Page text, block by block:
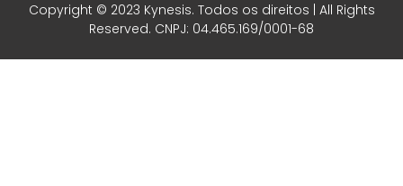
Copyright © 2023 Kynesis. Todos os direitos | All Rights
Reserved. CNPJ: 04.465.169/0001-68